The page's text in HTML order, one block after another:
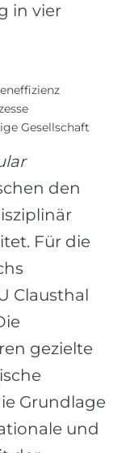
in vier
Gesellschaft
den
Für die
Clausthal
gezielte
Grundlage
und